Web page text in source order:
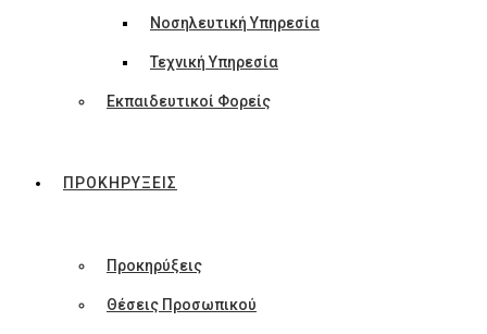
Νοσηλευτική Υπηρεσία
Τεχνική Υπηρεσία
Εκπαιδευτικοί Φορείς
ΠΡΟΚΗΡΥΞΕΙΣ
Προκηρύξεις
Θέσεις Προσωπικού